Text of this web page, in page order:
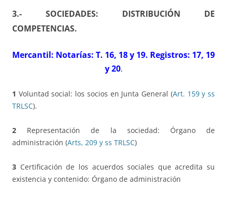
3.- SOCIEDADES: DISTRIBUCIÓN DE
COMPETENCIAS.
Mercantil: Notarías: T. 16, 18 y 19. Registros: 17, 19
y 20.
1 Voluntad social: los socios en Junta General (Art. 159 y ss
TRLSC).
2 Representación de la sociedad: Órgano de
administración (Arts, 209 y ss TRLSC)
3 Certificación de los acuerdos sociales que acredita su
existencia y contenido: Órgano de administración